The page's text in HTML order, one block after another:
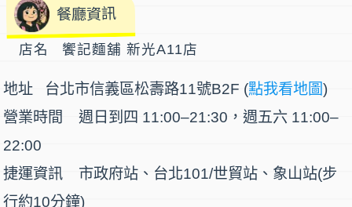
餐廳資訊
店名 饗記麵舖 新光A11店
地址 台北市信義區松壽路11號B2F (點我看地圖)
營業時間 週日到四 11:00–21:30，週五六 11:00–
22:00
捷運資訊 市政府站、台北101/世貿站、象山站(步
行約10分鐘)